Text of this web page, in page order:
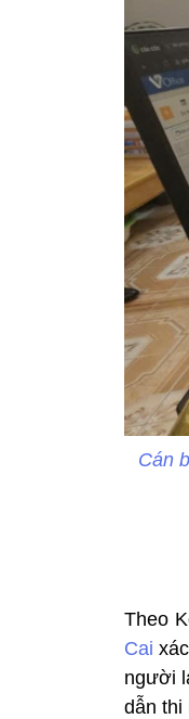
Cán
Theo
Cai
người
dẫn thi